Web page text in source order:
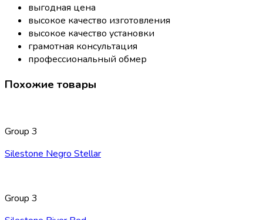
выгодная цена
высокое качество изготовления
высокое качество установки
грамотная консультация
профессиональный обмер
Похожие товары
Group 3
Silestone Negro Stellar
Group 3